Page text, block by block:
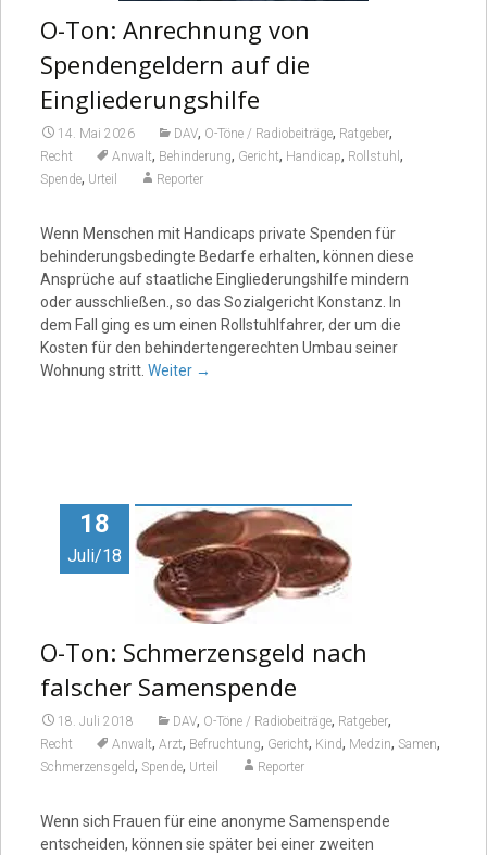
O-Ton: Anrechnung von
Spendengeldern auf die
Eingliederungshilfe
14. Mai 2026 DAV, O-Töne / Radiobeiträge, Ratgeber,
Recht Anwalt, Behinderung, Gericht, Handicap, Rollstuhl ,
Spende, Urteil Reporter
Wenn Menschen mit Handicaps private Spenden für
behinderungsbedingte Bedarfe erhalten, können diese
Ansprüche auf staatliche Eingliederungshilfe mindern
oder ausschließen., so das Sozialgericht Konstanz. In
dem Fall ging es um einen Rollstuhlfahrer, der um die
Kosten für den behindertengerechten Umbau seiner
Wohnung stritt. Weiter →
18
Juli/18
O-Ton: Schmerzensgeld nach
falscher Samenspende
18. Juli 2018 DAV, O-Töne / Radiobeiträge, Ratgeber,
Recht Anwalt, Arzt, Befruchtung, Gericht, Kind, Medzin, Samen,
Schmerzensgeld, Spende, Urteil Reporter
Wenn sich Frauen für eine anonyme Samenspende
entscheiden, können sie später bei einer zweiten